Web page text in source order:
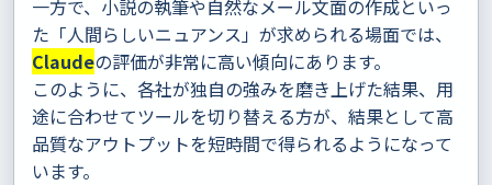
一方で、小説の執筆や自然なメール文面の作成といっ
た「人間らしいニュアンス」が求められる場面では、
Claudeの評価が非常に高い傾向にあります。
このように、各社が独自の強みを磨き上げた結果、用
途に合わせてツールを切り替える方が、結果として高
品質なアウトプットを短時間で得られるようになって
います。